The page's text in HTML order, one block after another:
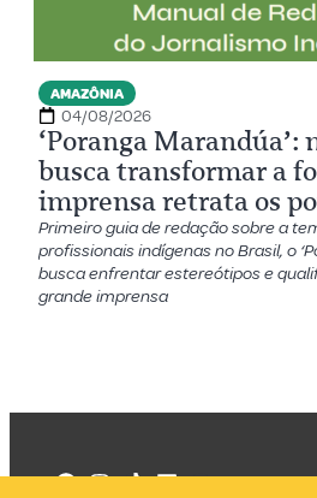
AMAZÔNIA
04/08/2026
‘Poranga
busca transformar a
imprensa retrata os
Primeiro guia de redação sobre a
profissionais indígenas no Brasil, o
busca enfrentar estereótipos e
grande imprensa